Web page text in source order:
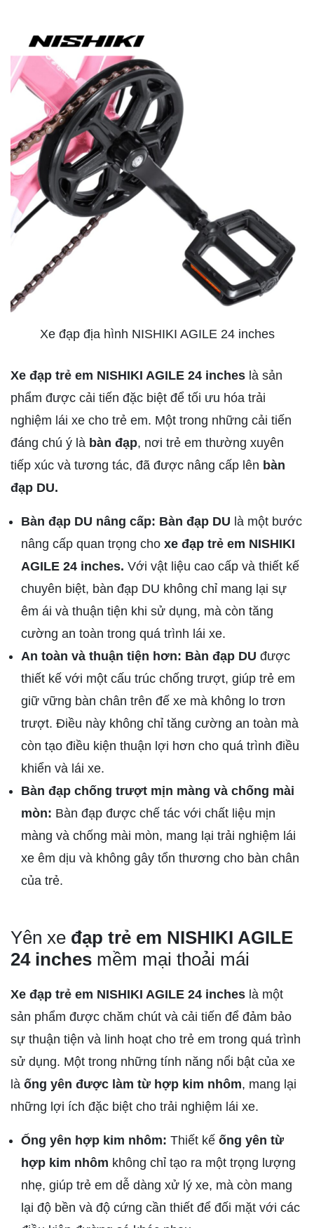
Xe đạp địa hình NISHIKI AGILE 24 inches
Xe đạp trẻ em NISHIKI AGILE 24 inches là sản
phẩm được cải tiến đặc biệt để tối ưu hóa trải
nghiệm lái xe cho trẻ em. Một trong những cải tiến
đáng chú ý là bàn đạp, nơi trẻ em thường xuyên
tiếp xúc và tương tác, đã được nâng cấp lên bàn
đạp DU.
Bàn đạp DU nâng cấp: Bàn đạp DU là một bước
nâng cấp quan trọng cho xe đạp trẻ em NISHIKI
AGILE 24 inches. Với vật liệu cao cấp và thiết kế
chuyên biệt, bàn đạp DU không chỉ mang lại sự
êm ái và thuận tiện khi sử dụng, mà còn tăng
cường an toàn trong quá trình lái xe.
An toàn và thuận tiện hơn: Bàn đạp DU được
thiết kế với một cấu trúc chống trượt, giúp trẻ em
giữ vững bàn chân trên đế xe mà không lo trơn
trượt. Điều này không chỉ tăng cường an toàn mà
còn tạo điều kiện thuận lợi hơn cho quá trình điều
khiển và lái xe.
Bàn đạp chống trượt mịn màng và chống mài
mòn: Bàn đạp được chế tác với chất liệu mịn
màng và chống mài mòn, mang lại trải nghiệm lái
xe êm dịu và không gây tổn thương cho bàn chân
của trẻ.
Yên xe đạp trẻ em NISHIKI AGILE
24 inches mềm mại thoải mái
Xe đạp trẻ em NISHIKI AGILE 24 inches là một
sản phẩm được chăm chút và cải tiến để đảm bảo
sự thuận tiện và linh hoạt cho trẻ em trong quá trình
sử dụng. Một trong những tính năng nổi bật của xe
là ống yên được làm từ hợp kim nhôm, mang lại
những lợi ích đặc biệt cho trải nghiệm lái xe.
Ống yên hợp kim nhôm: Thiết kế ống yên từ
hợp kim nhôm không chỉ tạo ra một trọng lượng
nhẹ, giúp trẻ em dễ dàng xử lý xe, mà còn mang
lại độ bền và độ cứng cần thiết để đối mặt với các